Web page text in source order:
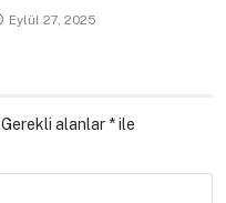
Eylül 27, 2025
Gerekli alanlar *ile